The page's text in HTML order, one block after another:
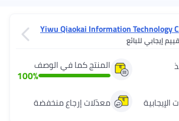
Yiwu Qiaokai Information Technology C
o., Ltdإيجابي للبائع
المنتج كما في الوصف
100%
معدّلات إرجاع منخفضة
الإيجابية